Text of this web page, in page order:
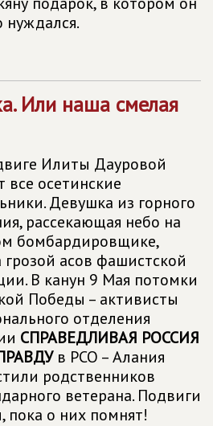
нуждался.
Или наша смелая
Илиты Дауровой
все осетинские
Девушка из горного
рассекающая небо на
бомбардировщике,
грозой асов фашистской
В канун 9 Мая потомки
Победы – активисты
отделения
СПРАВЕДЛИВАЯ РОССИЯ
в РСО – Алания
родственников
ветерана. Подвиги
пока о них помнят!